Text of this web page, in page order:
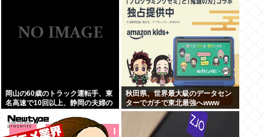
岡山の60歳のトラック運転手、東
名高速で10回以上、静岡の夫婦の
秋田県、世界最大級のデータセン
ターでガチで東北最強へwww